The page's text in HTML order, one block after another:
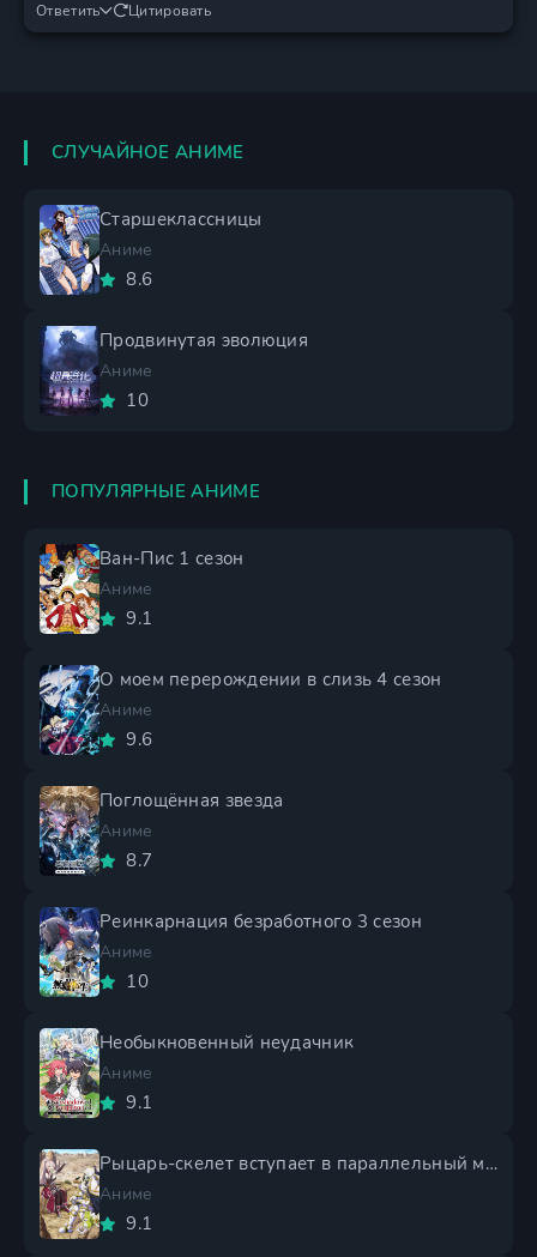
Ответить Цитировать
СЛУЧАЙНОЕ АНИМЕ
Старшеклассницы
Аниме
8.6
Продвинутая эволюция
Аниме
10
ПОПУЛЯРНЫЕ АНИМЕ
Ван-Пис 1 сезон
Аниме
9.1
О моем перерождении в слизь 4 сезон
Аниме
9.6
Поглощённая звезда
Аниме
8.7
Реинкарнация безработного 3 сезон
Аниме
10
Необыкновенный неудачник
Аниме
9.1
Рыцарь-скелет вступает в параллельный мир 2 сезон
Аниме
9.1